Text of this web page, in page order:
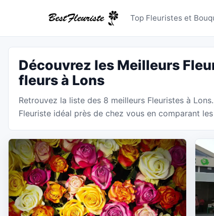
Top Fleuristes et
Découvrez les Meilleurs
fleurs à Lons
Retrouvez la liste des 8 meilleurs Fleuristes à
Fleuriste idéal près de chez vous en comparant